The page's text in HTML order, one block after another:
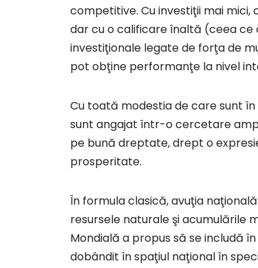
competitive. Cu investiţii mai mici,
dar cu o calificare înaltă (ceea
investiţionale legate de forţa de
pot obţine performanţe la nivel
Cu toată modestia de care sunt
sunt angajat într-o cercetare
pe bună dreptate, drept o
prosperitate.
În formula clasică, avuţia
resursele naturale şi acumulările
Mondială a propus să se includă
dobândit în spaţiul naţional în